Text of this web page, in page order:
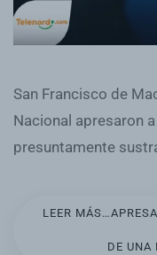
San Francisco de
Nacional apresaron
presuntamente
LEER
DE UNA